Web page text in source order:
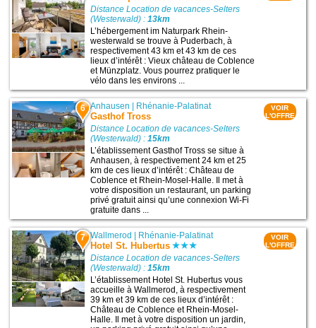
Distance Location de vacances-Selters
(Westerwald) :13km
L’hébergement im Naturpark Rhein-
westerwald se trouve à Puderbach, à
respectivement 43 km et 43 km de ces
lieux d’intérêt : Vieux château de Coblence
et Münzplatz. Vous pourrez pratiquer le
vélo dans les environs ...
6 Anhausen | Rhénanie-Palatinat
Gasthof Tross
Distance Location de vacances-Selters
(Westerwald) :15km
L’établissement Gasthof Tross se situe à
Anhausen, à respectivement 24 km et 25
km de ces lieux d’intérêt : Château de
Coblence et Rhein-Mosel-Halle. Il met à
votre disposition un restaurant, un parking
privé gratuit ainsi qu’une connexion Wi-Fi
gratuite dans ...
VOIR
L'OFFRE
7 Wallmerod Rhénanie-Palatinat
Hotel St. Hubertus
Distance Location de vacances-Selters
(Westerwald) :15km
L’établissement Hotel St. Hubertus vous
accueille à Wallmerod, à respectivement
39 km et 39 km de ces lieux d’intérêt :
Château de Coblence et Rhein-Mosel-
Halle. Il met à votre disposition un jardin,
VOIR
L'OFFRE